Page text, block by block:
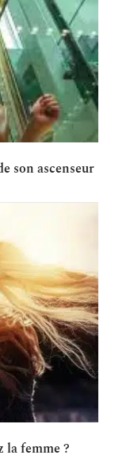
son ascenseur
femme ?